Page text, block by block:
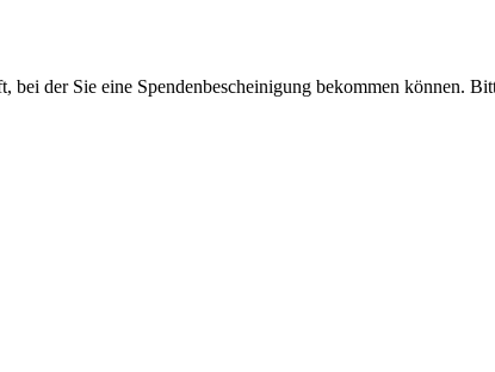
bei der Sie eine Spendenbescheinigung bekommen können.